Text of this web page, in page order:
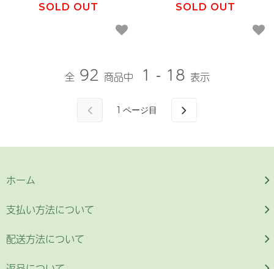
SOLD OUT SOLD OUT
全 92 商品中 1 - 18 表示
1 ページ目
ホーム
支払い方法について
配送方法について